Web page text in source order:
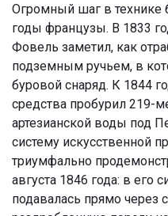
Огромный шаг в технике
годы французы. В 1833
Фовель заметил, как
подземным ручьем, в
буровой снаряд. К 1844
средства пробурил 219-
артезианской воды под
систему искусственной
триумфально
августа 1846 года: в его
подавалась прямо